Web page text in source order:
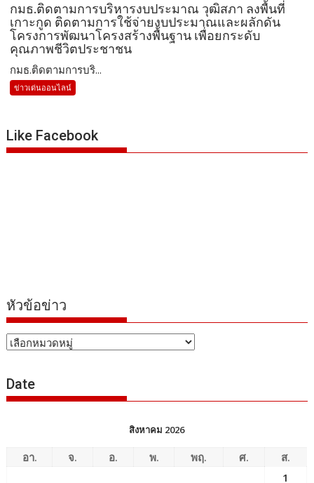
กมธ.ติดตามการบริหารงบประมาณ วุฒิสภา ลงพื้นที่
เกาะกูด ติดตามการใช้จ่ายงบประมาณและผลักดัน
โครงการพัฒนาโครงสร้างพื้นฐาน เพื่อยกระดับ
คุณภาพชีวิตประชาชน
กมธ.ติดตามการบริ...
ข่าวเด่นออนไลน์
Like Facebook
หัวข้อข่าว
หัวข้อ
Date
สิงหาคม 2026
อา. จ. อ. พ. พฤ. ศ.
ส.
1